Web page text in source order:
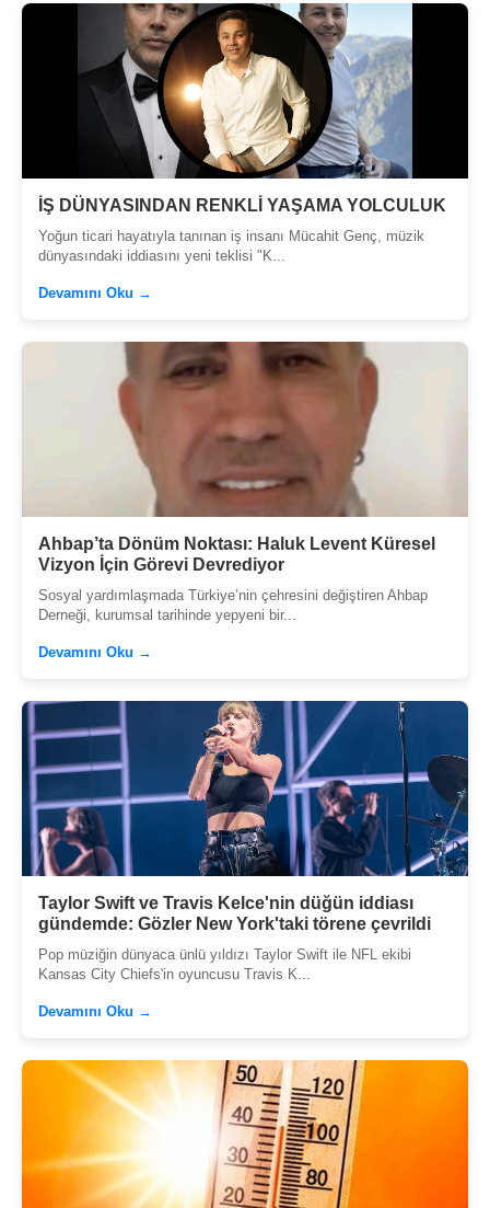
İŞ DÜNYASINDAN RENKLİ YAŞAMA YOLCULUK
Yoğun ticari hayatıyla tanınan iş insanı Mücahit Genç, müzik
dünyasındaki iddiasını yeni teklisi "K...
Devamını Oku →
Ahbap’ta Dönüm Noktası: Haluk Levent Küresel
Vizyon İçin Görevi Devrediyor
Sosyal yardımlaşmada Türkiye’nin çehresini değiştiren Ahbap
Derneği, kurumsal tarihinde yepyeni bir...
Devamını Oku →
Taylor Swift ve Travis Kelce'nin düğün iddiası
gündemde: Gözler New York'taki törene çevrildi
Pop müziğin dünyaca ünlü yıldızı Taylor Swift ile NFL ekibi
Kansas City Chiefs'in oyuncusu Travis K...
Devamını Oku →